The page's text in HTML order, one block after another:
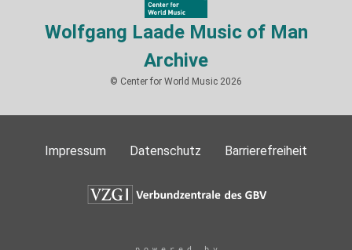
Wolfgang Laade Music of Man
Archive
© Center for World Music 2026
Impressum Datenschutz Barrierefreiheit